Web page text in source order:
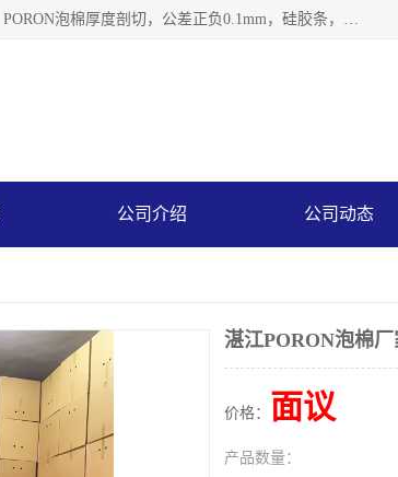
深圳市利源胶粘制品有限公司专业生产，井上泡棉，CR泡棉，EPDM泡棉，PORON泡棉厚度剖切，公差正负0.1mm，硅胶条，脚垫，异形一次成型，雕刻EVA海绵；包装材料:精密仪器、医疗器具、运输时缓冲、防震材料。建筑:住房装潢材料、房屋门窗密封；轻便、强韧性：轻便并且具有较强的韧性，良好的耐油性与耐溶剂性。隔热性：导热性低具有优越的保温性，具有的回弹性。
公司介绍 公司动态
湛江PORON泡棉厂
价格： 面议
产品数量：